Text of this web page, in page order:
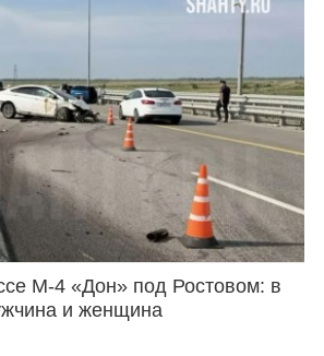
М-4 «Дон» под Ростовом: в
и женщина